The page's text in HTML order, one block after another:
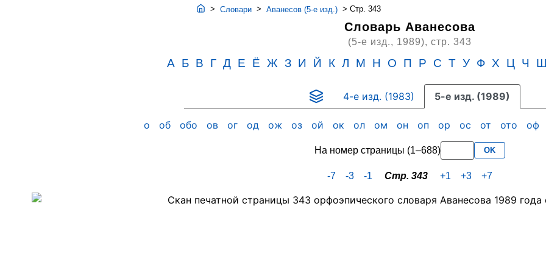
> Словари > Аванесов (5-е изд.) > Стр. 343
Словарь Аванесова
(5-е изд., 1989), стр. 343
А Б В Г Д Е Ё Ж З И Й К Л М Н О П Р С Т У Ф Х Ц Ч Ш
4-е изд. (1983) 5-е изд. (1989)
о об обо ов ог од ож оз ой ок ол ом он оп ор ос от ото оф
На номер страницы (1–688) OK
-7 -3 -1 Стр. 343 +1 +3 +7
Скан